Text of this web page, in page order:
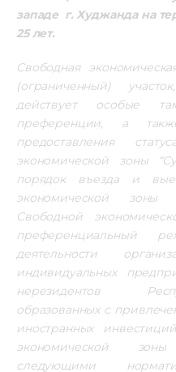
западе  г. Худжанда на
25 лет.
Свободная
(ограниченный)
действует особые
преференции, а
предоставления
экономической зоны
порядок въезда и
экономической зоны
Свободной
преференциальный
деятельности
индивидуальных
нерезидентов
образованных с
иностранных
экономической
следующими